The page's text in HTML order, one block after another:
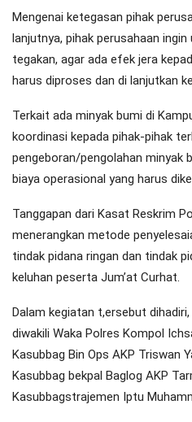
Mengenai ketegasan pihak
lanjutnya, pihak perusahaan
tegakan, agar ada efek jera
harus diproses dan di lanjutkan
Terkait ada minyak bumi di
koordinasi kepada pihak-pihak
pengeboran/pengolahan minyak
biaya operasional yang harus
Tanggapan dari Kasat Reskrim
menerangkan metode
tindak pidana ringan dan tindak
keluhan peserta Jum’at Curhat.
Dalam kegiatan t,ersebut
diwakili Waka Polres Kompol
Kasubbag Bin Ops AKP Triswan
Kasubbag bekpal Baglog AKP
Kasubbagstrajemen Iptu